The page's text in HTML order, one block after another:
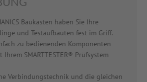
Baukasten haben Sie Ihre
und Testaufbauten fest im Griff.
zu bedienenden Komponenten
SMARTTESTER® Prüfsystem
Verbindungstechnik und die gleichen